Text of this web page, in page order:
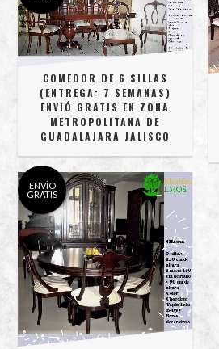
COMEDOR DE 6 SILLAS
(ENTREGA: 7 SEMANAS)
ENVIÓ GRATIS EN ZONA
METROPOLITANA DE
GUADALAJARA JALISCO
ENVÍO
GRATIS